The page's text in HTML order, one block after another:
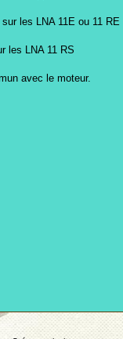
les LNA 11E ou 11 RE
les LNA 11 RS
avec le moteur.